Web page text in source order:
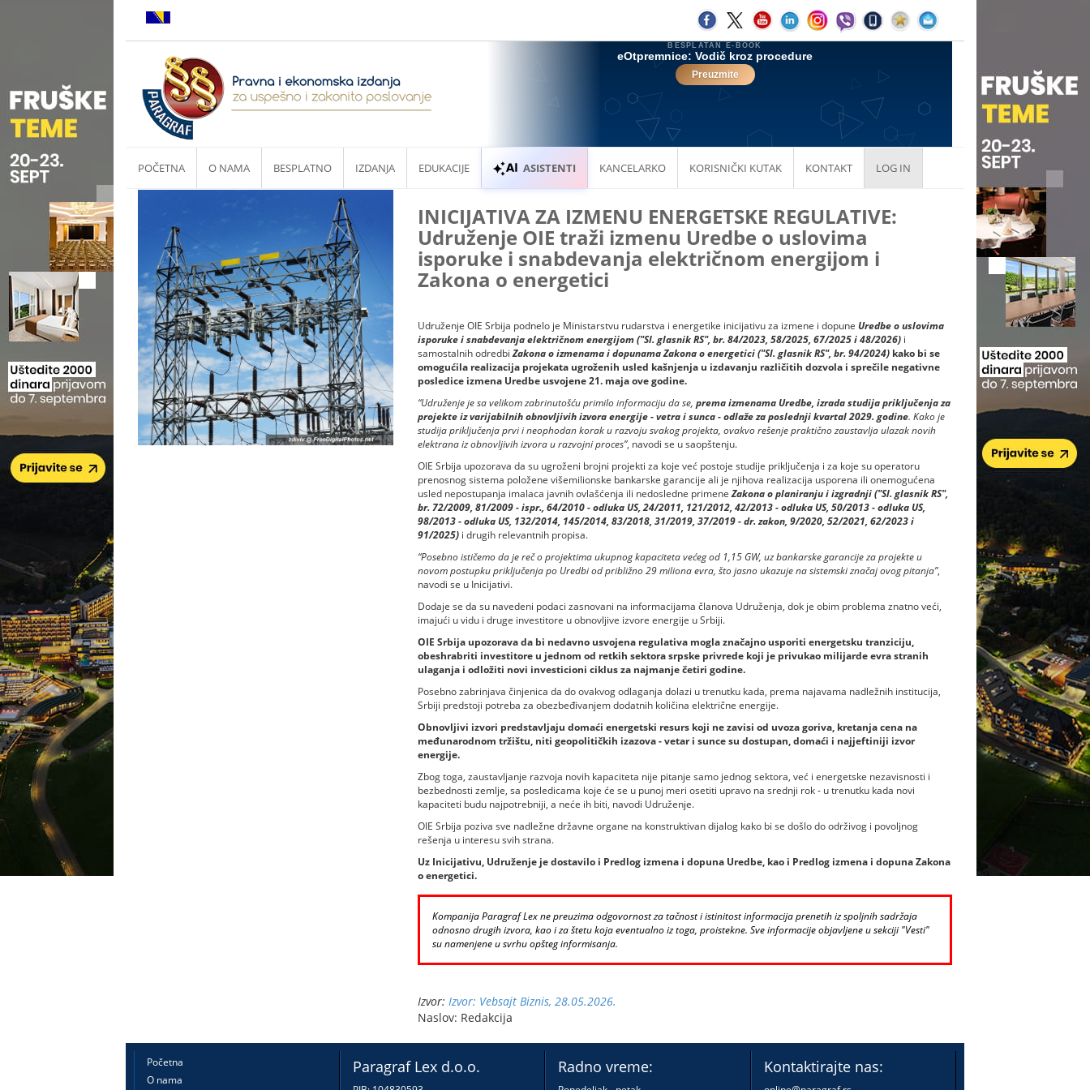
POČETNA O NAMA BESPLATNO IZDANJA EDUKACIJE ASISTENTI KANCELARKO KORISNIČKI KUTAK KONTAKT LOG IN
INICIJATIVA ZA IZMENU ENERGETSKE REGULATIVE:
Udruženje OIE traži izmenu Uredbe o uslovima
isporuke i snabdevanja električnom energijom i
Zakona o energetici
Udruženje OIE Srbija podnelo je Ministarstvu rudarstva i energetike inicijativu za izmene i dopune Uredbe o uslovima
isporuke i snabdevanja električnom energijom ("Sl. glasnik RS", br. 84/2023, 58/2025, 67/2025 i 48/2026)i
samostalnih odredbiZakona o izmenama i dopunama Zakona oenergetici ("Sl. glasnik RS", br. 94/2024)kako bi se
omogućila realizacija projekata ugroženih usled kašnjenja u izdavanju različitih dozvola i sprečile negativne
posledice izmena Uredbe usvojene 21. maja ove godine.
“Udruženje je sa velikom zabrinutošću primilo informaciju da se, prema izmenama Uredbe, izrada studija priključenja za
projekte iz varijabilnih obnovljivih izvora energije - vetra i sunca - odlaže za poslednji kvartal 2029. godine. Kako je
studija priključenja prvi i neophodan korak u razvoju svakog projekta, ovakvo rešenje praktično zaustavlja ulazak novih
elektrana iz obnovljivih izvora u razvojni proces”, navodi se u saopštenju.
OIE Srbija upozorava da su ugroženi brojni projekti za koje već postoje studije priključenja i za koje su operatoru
prenosnog sistema položene višemilionske bankarske garancije ali je njihova realizacija usporena ili onemogućena
usled nepostupanja imalaca javnih ovlašćenja ili nedosledne primeneZakona o planiranju i izgradnji ("Sl. glasnik RS",
br. 72/2009, 81/2009 - ispr., 64/2010 - odluka US, 24/2011, 121/2012, 42/2013 - odluka US, 50/2013 - odluka US,
98/2013 - odluka US, 132/2014, 145/2014, 83/2018, 31/2019, 37/2019 - dr. zakon, 9/2020, 52/2021, 62/2023 i
91/2025)i drugih relevantnih propisa.
“Posebno ističemo da je reč o projektima ukupnog kapaciteta većeg od 1,15 GW, uz bankarske garancije za projekte u
novom postupku priključenja po Uredbi od približno 29 miliona evra, što jasno ukazuje na sistemski značaj ovog pitanja”,
navodi se u Inicijativi.
Dodaje se da su navedeni podaci zasnovani na informacijama članova Udruženja, dok je obim problema znatno veći,
imajući u vidu i druge investitore u obnovljive izvore energije u Srbiji.
OIE Srbija upozorava da bi nedavno usvojena regulativa mogla značajno usporiti energetsku tranziciju,
obeshrabriti investitore u jednom od retkih sektora srpske privrede koji je privukao milijarde evra stranih
ulaganja i odložiti novi investicioni ciklus za najmanje četiri godine.
Posebno zabrinjava činjenica da do ovakvog odlaganja dolazi u trenutku kada, prema najavama nadležnih institucija,
Srbiji predstoji potreba za obezbeđivanjem dodatnih količina električne energije.
Obnovljivi izvori predstavljaju domaći energetski resurs koji ne zavisi od uvoza goriva, kretanja cena na
međunarodnom tržištu, niti geopolitičkih izazova - vetar i sunce su dostupan, domaći i najjeftiniji izvor
energije.
Zbog toga, zaustavljanje razvoja novih kapaciteta nije pitanje samo jednog sektora, već i energetske nezavisnosti i
bezbednosti zemlje, sa posledicama koje će se u punoj meri osetiti upravo na srednji rok - u trenutku kada novi
kapaciteti budu najpotrebniji, a neće ih biti, navodi Udruženje.
OIE Srbija poziva sve nadležne državne organe na konstruktivan dijalog kako bi se došlo do održivog i povoljnog
rešenja u interesu svih strana.
Uz Inicijativu, Udruženje je dostavilo i Predlog izmena i dopuna Uredbe, kao i Predlog izmena i dopuna Zakona
o energetici.
Kompanija Paragraf Lex ne preuzima odgovornost za tačnost i istinitost informacija prenetih iz spoljnih sadržaja
odnosno drugih izvora, kao i za štetu koja eventualno iz toga, proistekne. Sve informacije objavljene u sekciji "Vesti"
su namenjene u svrhu opšteg informisanja.
Izvor: Izvor: Vebsajt Biznis, 28.05.2026.
Naslov: Redakcija
Početna
O nama
Paragraf Lex d.o.o. Radno vreme: Kontaktirajte nas: